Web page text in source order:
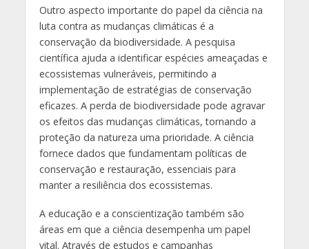
Outro aspecto importante do papel da ciência na
luta contra as mudanças climáticas é a
conservação da biodiversidade. A pesquisa
científica ajuda a identificar espécies ameaçadas e
ecossistemas vulneráveis, permitindo a
implementação de estratégias de conservação
eficazes. A perda de biodiversidade pode agravar
os efeitos das mudanças climáticas, tornando a
proteção da natureza uma prioridade. A ciência
fornece dados que fundamentam políticas de
conservação e restauração, essenciais para
manter a resiliência dos ecossistemas.
A educação e a conscientização também são
áreas em que a ciência desempenha um papel
vital. Através de estudos e campanhas